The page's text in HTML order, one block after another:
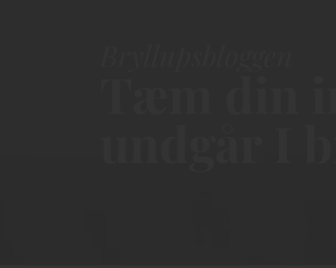
Tæm din
undgår I